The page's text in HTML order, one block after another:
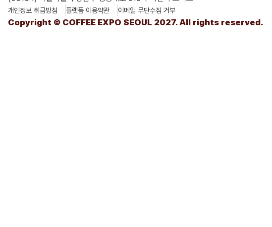
개인정보 취급방침 플랫폼 이용약관 이메일 무단수집 거부
Copyright © COFFEE EXPO SEOUL 2027. All rights reserved.